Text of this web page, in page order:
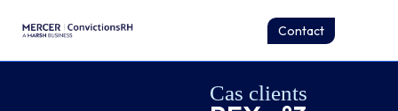
Contact
Cas clients